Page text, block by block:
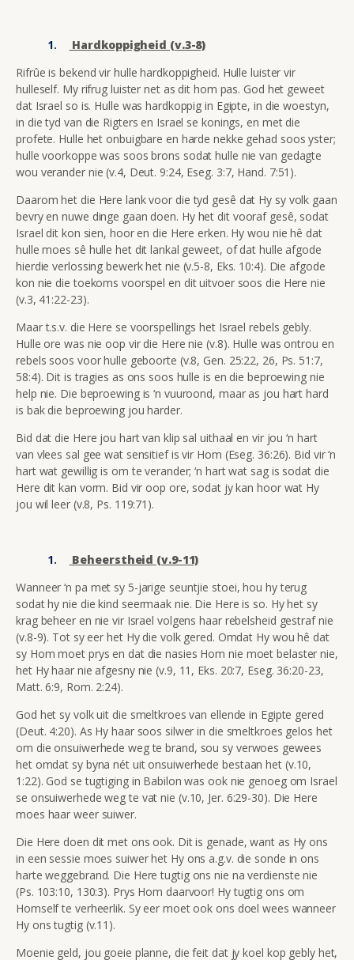
Hardkoppigheid (v.3-8)
Rifrûe is bekend vir hulle hardkoppigheid. Hulle luister vir
hulleself. My rifrug luister net as dit hom pas. God het geweet
dat Israel so is. Hulle was hardkoppig in Egipte, in die woestyn,
in die tyd van die Rigters en Israel se konings, en met die
profete. Hulle het onbuigbare en harde nekke gehad soos yster;
hulle voorkoppe was soos brons sodat hulle nie van gedagte
wou verander nie (v.4, Deut. 9:24, Eseg. 3:7, Hand. 7:51).
Daarom het die Here lank voor die tyd gesê dat Hy sy volk gaan
bevry en nuwe dinge gaan doen. Hy het dit vooraf gesê, sodat
Israel dit kon sien, hoor en die Here erken. Hy wou nie hê dat
hulle moes sê hulle het dit lankal geweet, of dat hulle afgode
hierdie verlossing bewerk het nie (v.5-8, Eks. 10:4). Die afgode
kon nie die toekoms voorspel en dit uitvoer soos die Here nie
(v.3, 41:22-23).
Maar t.s.v. die Here se voorspellings het Israel rebels gebly.
Hulle ore was nie oop vir die Here nie (v.8). Hulle was ontrou en
rebels soos voor hulle geboorte (v.8, Gen. 25:22, 26, Ps. 51:7,
58:4). Dit is tragies as ons soos hulle is en die beproewing nie
help nie. Die beproewing is ‘n vuuroond, maar as jou hart hard
is bak die beproewing jou harder.
Bid dat die Here jou hart van klip sal uithaal en vir jou ‘n hart
van vlees sal gee wat sensitief is vir Hom (Eseg. 36:26). Bid vir ‘n
hart wat gewillig is om te verander; ‘n hart wat sag is sodat die
Here dit kan vorm. Bid vir oop ore, sodat jy kan hoor wat Hy
jou wil leer (v.8, Ps. 119:71).
Beheerstheid (v.9-11)
Wanneer ‘n pa met sy 5-jarige seuntjie stoei, hou hy terug
sodat hy nie die kind seermaak nie. Die Here is so. Hy het sy
krag beheer en nie vir Israel volgens haar rebelsheid gestraf nie
(v.8-9). Tot sy eer het Hy die volk gered. Omdat Hy wou hê dat
sy Hom moet prys en dat die nasies Hom nie moet belaster nie,
het Hy haar nie afgesny nie (v.9, 11, Eks. 20:7, Eseg. 36:20-23,
Matt. 6:9, Rom. 2:24).
God het sy volk uit die smeltkroes van ellende in Egipte gered
(Deut. 4:20). As Hy haar soos silwer in die smeltkroes gelos het
om die onsuiwerhede weg te brand, sou sy verwoes gewees
het omdat sy byna nét uit onsuiwerhede bestaan het (v.10,
1:22). God se tugtiging in Babilon was ook nie genoeg om Israel
se onsuiwerhede weg te vat nie (v.10, Jer. 6:29-30). Die Here
moes haar weer suiwer.
Die Here doen dit met ons ook. Dit is genade, want as Hy ons
in een sessie moes suiwer het Hy ons a.g.v. die sonde in ons
harte weggebrand. Die Here tugtig ons nie na verdienste nie
(Ps. 103:10, 130:3). Prys Hom daarvoor! Hy tugtig ons om
Homself te verheerlik. Sy eer moet ook ons doel wees wanneer
Hy ons tugtig (v.11).
Moenie geld, jou goeie planne, die feit dat jy koel kop gebly het,